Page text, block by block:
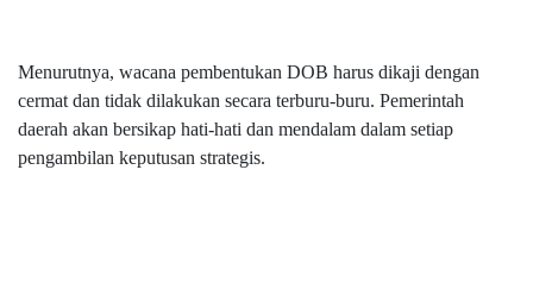
Menurutnya, wacana pembentukan DOB harus dikaji dengan
cermat dan tidak dilakukan secara terburu-buru. Pemerintah
daerah akan bersikap hati-hati dan mendalam dalam setiap
pengambilan keputusan strategis.